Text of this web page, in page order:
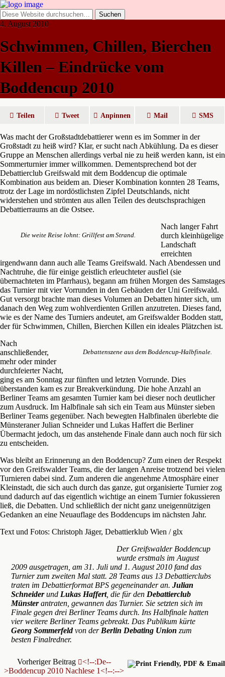
4. August 2010
Schwimmen, Chillen, Bierchen
Killen – Eindrücke vom
Boddencup 2010
Teilen Tweet Anpinnen Mail SMS
Was macht der Großstadtdebattierer wenn es im Sommer in der
Großstadt zu heiß wird? Klar, er sucht nach Abkühlung. Da es dieser
Gruppe an Menschen allerdings verbal nie zu heiß werden kann, ist ein
Sommerturnier immer willkommen. Dementsprechend bot der
Debattierclub Greifswald mit dem Boddencup die optimale
Kombination aus beidem an. Dieser Kombination konnten 28 Teams,
trotz der Lage im nordöstlichsten Zipfel Deutschlands, nicht
widerstehen und strömten aus allen Teilen des deutschsprachigen
Debattierraums an die Ostsee.
Die weite Reise lohnt: Grillfest am Strand.
Nach langer Fahrt
durch kleinhügelige
Landschaft
erreichten
irgendwann dann auch alle Teams Greifswald. Nach Abendessen und
Nachtruhe, die für einige geistlich erleuchteter ausfiel (sie
übernachteten im Pfarrhaus), begann am frühen Morgen des Samstages
das Turnier mit vier Vorrunden in den Gebäuden der Uni Greifswald.
Gut versorgt brachte man dieses Volumen an Debatten hinter sich, um
danach den Weg zum wohlverdienten Grillen anzutreten. Dieses fand,
wie es der Name des Turniers andeutet, am Greifswalder Bodden statt,
der für Schwimmen, Chillen, Bierchen Killen ein ideales Plätzchen ist.
Debattenszene aus dem Boddencup-Halbfinale.
Nach
anschließender,
mehr oder minder
durchfeierter Nacht,
ging es am Sonntag zur fünften und letzten Vorrunde. Dies
überstanden kam es zur Breakverkündung. Die hohe Anzahl an
Berliner Teams am gesamten Turnier kam bei dieser noch deutlicher
zum Ausdruck. Im Halbfinale sah sich ein Team aus Münster sieben
Berliner Teams gegenüber. Nach bewegten Halbfinalen überlebte die
Münsteraner Julian Schneider und Lukas Haffert die Berliner
Übermacht jedoch, um das anstehende Finale dann auch noch für sich
zu entscheiden.
Was bleibt an Erinnerung an den Boddencup? Zum einen der Respekt
vor den Greifswalder Teams, die der langen Anreise trotzend bei vielen
Turnieren dabei sind. Zum anderen die angenehme Atmosphäre einer
Kleinstadt, die sich auch durch das ganze, gut organisierte Turnier zog
und dadurch auf das eigentlich wichtige an einem Turnier fokussieren
ließ, die Debatten. Und schließlich der nicht ganz uneigennützigen
Gedanken an eine Neuauflage des Boddencups im nächsten Jahr.
Text und Fotos: Christoph Jäger, Debattierklub Wien / glx
Der Greifswalder Boddencup
wurde erstmals im August
2009 ausgetragen, am 31. Juli und 1. August 2010 fand das
Turnier zum zweiten Mal statt. 28 Teams aus 13 Debattierclubs
traten im Debattierformat BPS gegeneinander an.Julian
Schneiderund Lukas Haffert, die für den Debattierclub
Münsterantraten, gewannen das Turnier. Sie setzten sich im
Finale gegen drei Berliner Teams durch. Ins Halbfinale hatten
vier weitere Berliner Teams gebreakt. Das Publikum kürte
Georg Sommerfeldvon der Berlin Debating Unionzum
besten Finalredner.
Vorheriger Beitrag
<!--:de--
>Boddencup 2010 Nachlese 1<!--:-->